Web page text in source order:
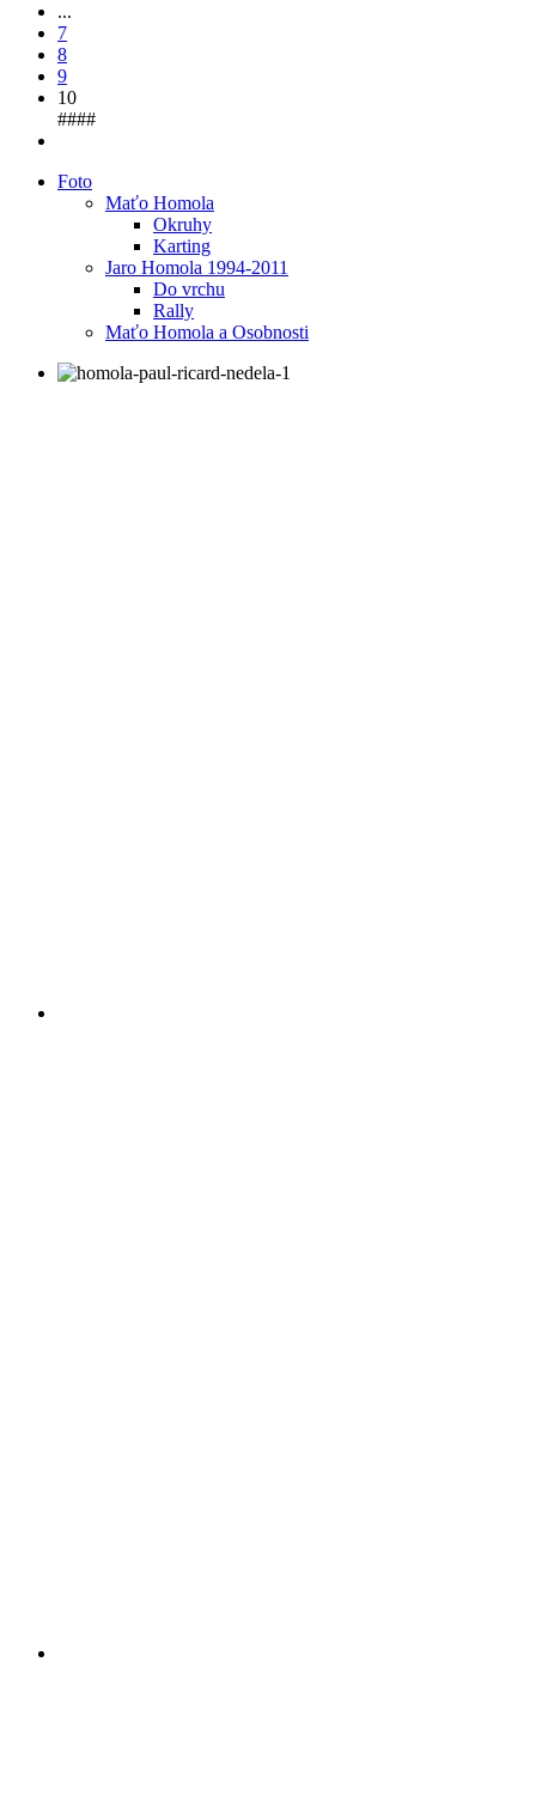
...
7
8
9
10
####
Foto
Maťo Homola
Okruhy
Karting
Jaro Homola 1994-2011
Do vrchu
Rally
Maťo Homola a Osobnosti